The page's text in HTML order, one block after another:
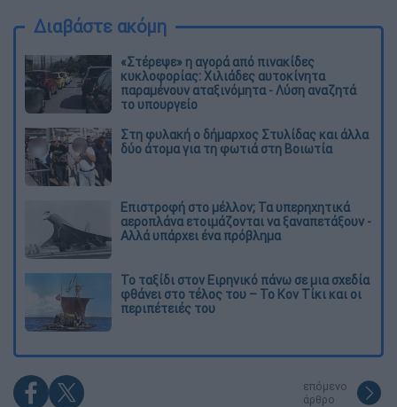
Διαβάστε ακόμη
«Στέρεψε» η αγορά από πινακίδες
κυκλοφορίας: Χιλιάδες αυτοκίνητα
παραμένουν αταξινόμητα - Λύση αναζητά
το υπουργείο
Στη φυλακή ο δήμαρχος Στυλίδας και άλλα
δύο άτομα για τη φωτιά στη Βοιωτία
Επιστροφή στο μέλλον; Τα υπερηχητικά
αεροπλάνα ετοιμάζονται να ξαναπετάξουν -
Αλλά υπάρχει ένα πρόβλημα
Το ταξίδι στον Ειρηνικό πάνω σε μια σχεδία
φθάνει στο τέλος του – Το Κον Τίκι και οι
περιπέτειές του
επόμενο
άρθρο